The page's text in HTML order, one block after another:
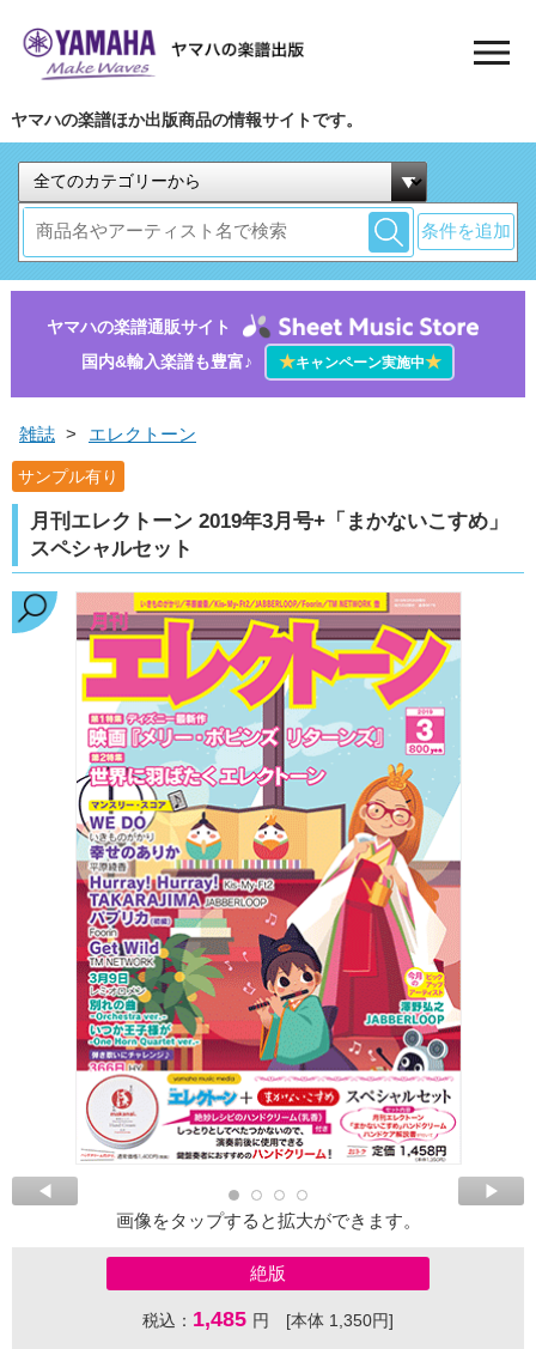
ヤマハの楽譜ほか出版商品の情報サイトです。
条件を追加
ヤマハの楽譜通販サイト
国内&輸入楽譜も豊富♪
★キャンペーン実施中★
雑誌 > エレクトーン
サンプル有り
月刊エレクトーン 2019年3月号+「まかないこすめ」
スペシャルセット
画像をタップすると拡大ができます。
絶版
税込： 1,485 円 [本体 1,350円]